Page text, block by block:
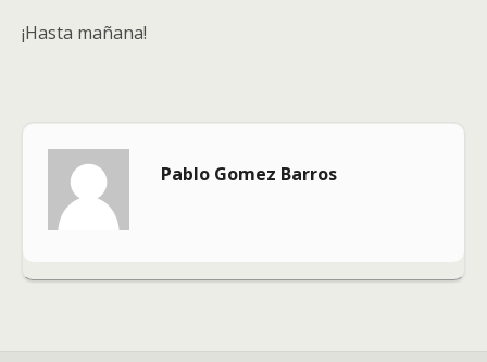
¡Hasta mañana!
Pablo Gomez Barros